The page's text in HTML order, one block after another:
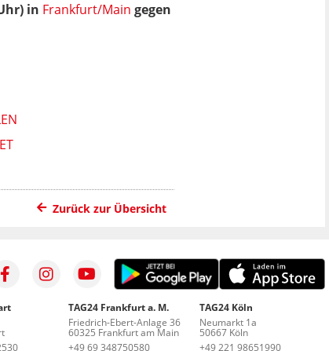
in Frankfurt/Main gegen
Zurück zur Übersicht
TAG24 Frankfurt a. M.
Friedrich-Ebert-Anlage 36
60325 Frankfurt am Main
+49 69 348750580
TAG24 Köln
Neumarkt 1a
50667 Köln
+49 221 98651990